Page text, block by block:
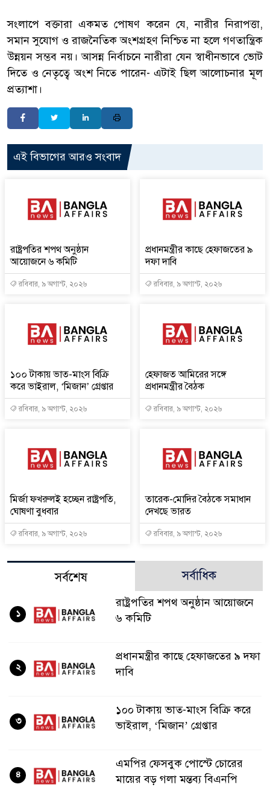
সংলাপে বক্তারা একমত পোষণ করেন যে, নারীর নিরাপত্তা,
সমান সুযোগ ও রাজনৈতিক অংশগ্রহণ নিশ্চিত না হলে গণতান্ত্রিক
উন্নয়ন সম্ভব নয়। আসন্ন নির্বাচনে নারীরা যেন স্বাধীনভাবে ভোট
দিতে ও নেতৃত্বে অংশ নিতে পারেন- এটাই ছিল আলোচনার মূল
প্রত্যাশা।
এই বিভাগের আরও সংবাদ
রাষ্ট্রপতির শপথ অনুষ্ঠান
আয়োজনে ৬ কমিটি
রবিবার, ৯ অগাস্ট, ২০২৬
প্রধানমন্ত্রীর কাছে হেফাজতের ৯
দফা দাবি
রবিবার, ৯ অগাস্ট, ২০২৬
১০০ টাকায় ভাত-মাংস বিক্রি
করে ভাইরাল, ‘মিজান’ গ্রেপ্তার
রবিবার, ৯ অগাস্ট, ২০২৬
হেফাজত আমিরের সঙ্গে
প্রধানমন্ত্রীর বৈঠক
রবিবার, ৯ অগাস্ট, ২০২৬
মির্জা ফখরুলই হচ্ছেন রাষ্ট্রপতি,
ঘোষণা বুধবার
রবিবার, ৯ অগাস্ট, ২০২৬
তারেক-মোদির বৈঠকে সমাধান
দেখছে ভারত
রবিবার, ৯ অগাস্ট, ২০২৬
সর্বশেষ সর্বাধিক
রাষ্ট্রপতির শপথ অনুষ্ঠান আয়োজনে
৬ কমিটি
১
প্রধানমন্ত্রীর কাছে হেফাজতের ৯ দফা
দাবি
২
১০০ টাকায় ভাত-মাংস বিক্রি করে
ভাইরাল, ‘মিজান’ গ্রেপ্তার
৩
এমপির ফেসবুক পোস্টে চোরের
মায়ের বড় গলা মন্তব্য বিএনপি
৪